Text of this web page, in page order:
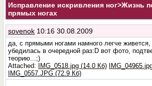
Исправление искривления ног>Жизнь
прямых ногах
sovenok 10:16 30.08.2009
да, с прямыми ногами намного легче живется,
убедилась в очередной раз:D вот фото,
теорию...;)
Attached:
IMG_0518.jpg (14.0 Кб)
IMG_0557.JPG (72.9 Кб)